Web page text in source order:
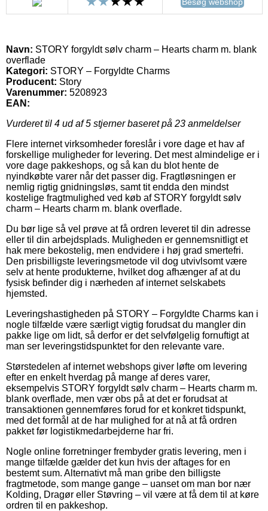
Navn: STORY forgyldt sølv charm – Hearts charm m. blank
overflade
Kategori: STORY – Forgyldte Charms
Producent: Story
Varenummer: 5208923
EAN:
Vurderet til 4 ud af 5 stjerner baseret på 23 anmeldelser
Flere internet virksomheder foreslår i vore dage et hav af
forskellige muligheder for levering. Det mest almindelige er i
vore dage pakkeshops, og så kan du blot hente de
nyindkøbte varer når det passer dig. Fragtløsningen er
nemlig rigtig gnidningsløs, samt tit endda den mindst
kostelige fragtmulighed ved køb af STORY forgyldt sølv
charm – Hearts charm m. blank overflade.
Du bør lige så vel prøve at få ordren leveret til din adresse
eller til din arbejdsplads. Muligheden er gennemsnitligt et
hak mere bekostelig, men endvidere i høj grad smertefri.
Den prisbilligste leveringsmetode vil dog utvivlsomt være
selv at hente produkterne, hvilket dog afhænger af at du
fysisk befinder dig i nærheden af internet selskabets
hjemsted.
Leveringshastigheden på STORY – Forgyldte Charms kan i
nogle tilfælde være særligt vigtig forudsat du mangler din
pakke lige om lidt, så derfor er det selvfølgelig fornuftigt at
man ser leveringstidspunktet for den relevante vare.
Størstedelen af internet webshops giver løfte om levering
efter en enkelt hverdag på mange af deres varer,
eksempelvis STORY forgyldt sølv charm – Hearts charm m.
blank overflade, men vær obs på at det er forudsat at
transaktionen gennemføres forud for et konkret tidspunkt,
med det formål at de har mulighed for at nå at få ordren
pakket før logistikmedarbejderne har fri.
Nogle online forretninger frembyder gratis levering, men i
mange tilfælde gælder det kun hvis der aftages for en
bestemt sum. Alternativt må man gribe den billigste
fragtmetode, som mange gange – uanset om man bor nær
Kolding, Dragør eller Støvring – vil være at få dem til at køre
ordren til en pakkeshop.